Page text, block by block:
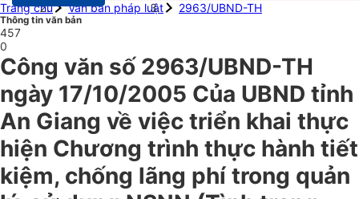
Trang chủ
Văn bản pháp luật 2963/UBND-TH
Thông tin văn bản
457
0
Công văn số 2963/UBND-TH
ngày 17/10/2005 Của UBND tỉnh
An Giang về việc triển khai thực
hiện Chương trình thực hành tiết
kiệm, chống lãng phí trong quản